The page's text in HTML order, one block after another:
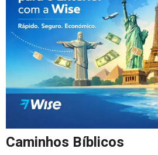
Caminhos Bíblicos